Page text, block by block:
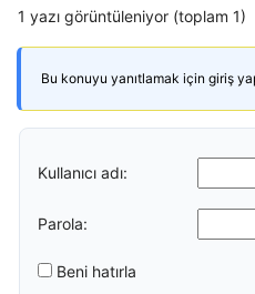
1 yazı görüntüleniyor (toplam 1)
Bu konuyu yanıtlamak için giriş
Kullanıcı adı:
Parola:
Beni hatırla